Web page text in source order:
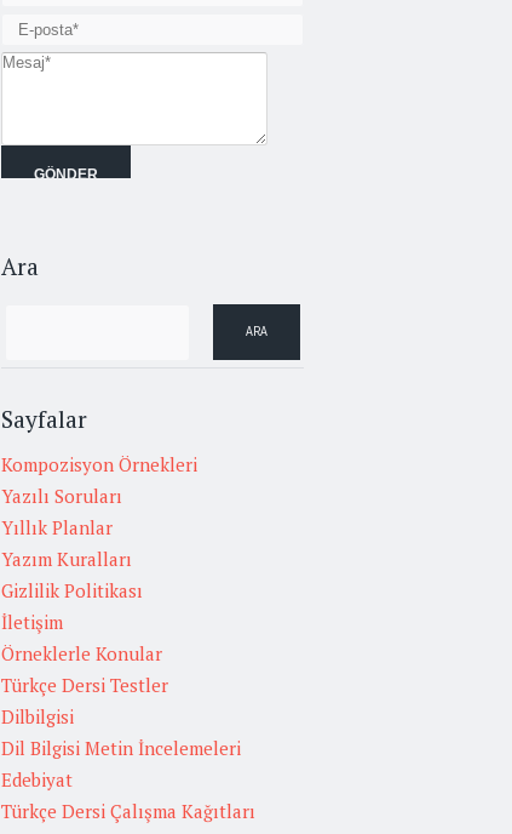
Ara
Sayfalar
Kompozisyon Örnekleri
Yazılı Soruları
Yıllık Planlar
Yazım Kuralları
Gizlilik Politikası
İletişim
Örneklerle Konular
Türkçe Dersi Testler
Dilbilgisi
Dil Bilgisi Metin İncelemeleri
Edebiyat
Türkçe Dersi Çalışma Kağıtları